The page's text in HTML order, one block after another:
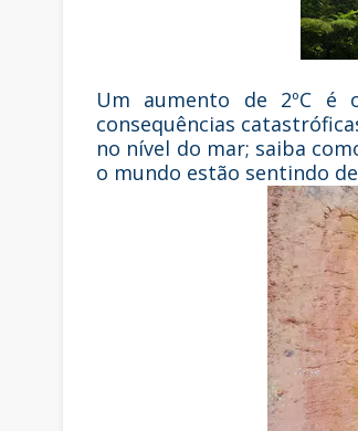
Um aumento de 2ºC é
consequências
no nível do mar; saiba
o mundo estão sentindo